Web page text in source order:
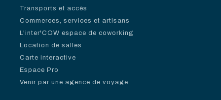
Transports et accès
Commerces, services et artisans
L'inter'COW espace de coworking
Location de salles
Carte interactive
Espace Pro
Venir par une agence de voyage